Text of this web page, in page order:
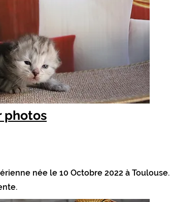
photos
née le 10 Octobre 2022 à Toulouse.